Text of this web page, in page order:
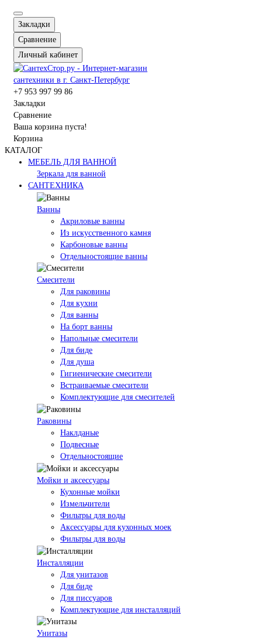
Закладки
Сравнение
Личный кабинет
+7 953 997 99 86
Закладки
Сравнение
Ваша корзина пуста!
Корзина
КАТАЛОГ
МЕБЕЛЬ ДЛЯ ВАННОЙ
Зеркала для ванной
САНТЕХНИКА
Ванны
Акриловые ванны
Из искусственного камня
Карбоновые ванны
Отдельностоящие ванны
Смесители
Для раковины
Для кухни
Для ванны
На борт ванны
Напольные смесители
Для биде
Для душа
Гигиенические смесители
Встраиваемые смесители
Комплектующие для смесителей
Раковины
Наклданые
Подвесные
Отдельностоящие
Мойки и аксессуары
Кухонные мойки
Измельчители
Фильтры для воды
Аксессуары для кухонных моек
Фильтры для воды
Инсталляции
Для унитазов
Для биде
Для писсуаров
Комплектующие для инсталляций
Унитазы